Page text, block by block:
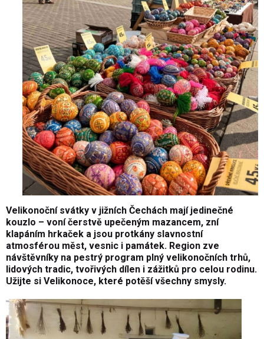
Velikonoční svátky v jižních Čechách mají jedinečné
kouzlo – voní čerstvě upečeným mazancem, zní
klapáním hrkaček a jsou protkány slavnostní
atmosférou měst, vesnic i památek. Region zve
návštěvníky na pestrý program plný velikonočních trhů,
lidových tradic, tvořivých dílen i zážitků pro celou rodinu.
Užijte si Velikonoce, které potěší všechny smysly.